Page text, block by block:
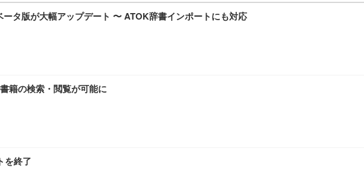
チェア 疲れない テレワーク チェア 強化バックレスト 30度ロッキング機能 人間工学 椅子 腰サポー
シュ ゲーミング/勉強/事務用 おしゃれ パソコンチェア (ブラック)
ュ ゲーミング/勉強/事務用 おしゃれ パソコンチェア (ホワイト)
ター DualSense 充電フック付き（CFI-ZDM1J）
27インチ 液晶モニター フルHD（1920×1080）VA 非光沢 HDMI/DisplayPort/VGA スピーカー内蔵 高
L 中型犬用 26枚入り 単品
ク) 【Amazon.co.jp限定】 Smart Basic アイリスオーヤマ ペットシーツ 超厚型 お徳用 ワイド 100枚
ータ版が大幅アップデート 〜 ATOK辞書インポートにも対応
籍の検索・閲覧が可能に
を終了